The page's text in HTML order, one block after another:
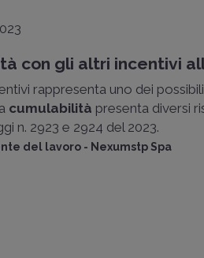
con gli altri incentivi
rappresenta uno dei
cumulabilità presenta diversi
n. 2923 e 2924 del 2023.
del lavoro - Nexumstp Spa